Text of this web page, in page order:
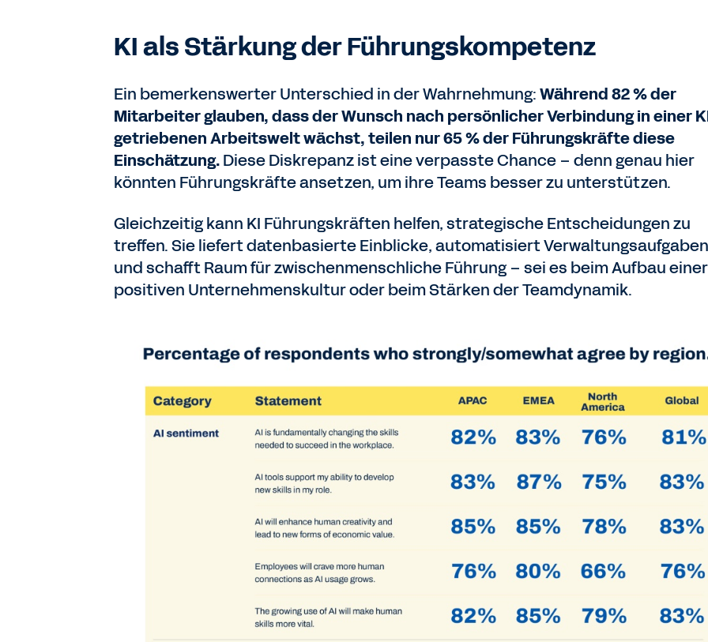
KI als Stärkung der Führungskompetenz
Ein bemerkenswerter Unterschied in der Wahrnehmung:Während 82 % der
Mitarbeiter glauben, dass der Wunsch nach persönlicher Verbindung in einer
getriebenen Arbeitswelt wächst, teilen nur 65 % der Führungskräfte diese
Einschätzung.Diese Diskrepanz ist eine verpasste Chance – denn genau hier
könnten Führungskräfte ansetzen, um ihre Teams besser zu unterstützen.
Gleichzeitig kann KI Führungskräften helfen, strategische Entscheidungen zu
treffen. Sie liefert datenbasierte Einblicke, automatisiert Verwaltungsaufgaben
und schafft Raum für zwischenmenschliche Führung – sei es beim Aufbau einer
positiven Unternehmenskultur oder beim Stärken der Teamdynamik.